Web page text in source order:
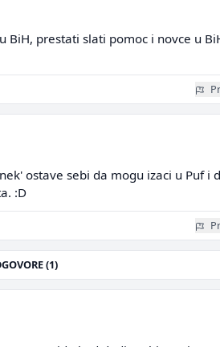
prestati slati pomoc i novce u
ostave sebi da mogu izaci u Puf i
:D
(1)